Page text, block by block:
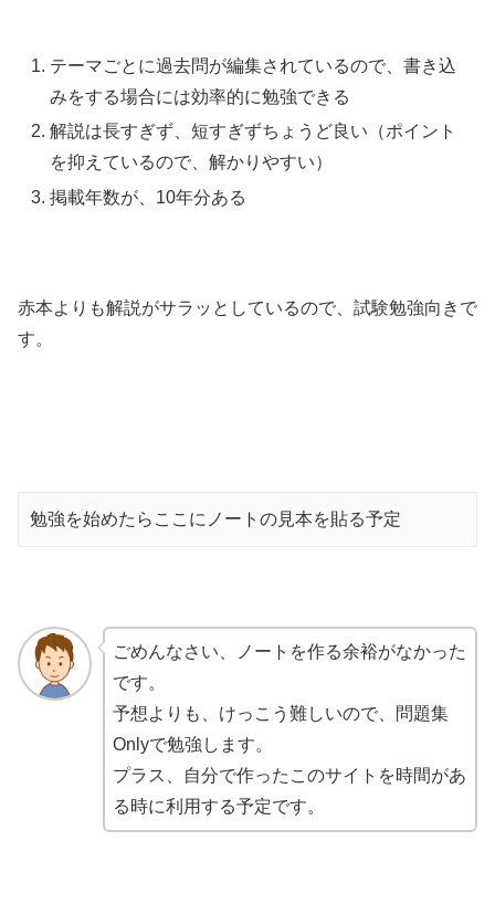
テーマごとに過去問が編集されているので、書き込
みをする場合には効率的に勉強できる
解説は長すぎず、短すぎずちょうど良い（ポイント
を抑えているので、解かりやすい）
掲載年数が、10年分ある
赤本よりも解説がサラッとしているので、試験勉強向きで
す。
勉強を始めたらここにノートの見本を貼る予定
ごめんなさい、ノートを作る余裕がなかった
です。
予想よりも、けっこう難しいので、問題集
Onlyで勉強します。
プラス、自分で作ったこのサイトを時間があ
る時に利用する予定です。